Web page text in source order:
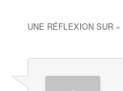
UNE RÉFLEXION SUR «